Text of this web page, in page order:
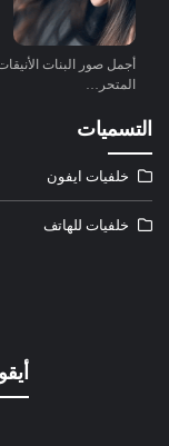
أجمل صور البنات
المتحر…
التسميات
خلفيات ايفون
خلفيات للهاتف